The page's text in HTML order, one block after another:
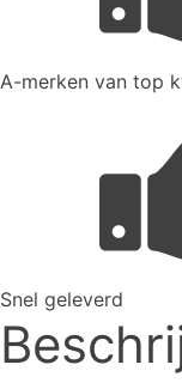
A-merken van top
Snel geleverd